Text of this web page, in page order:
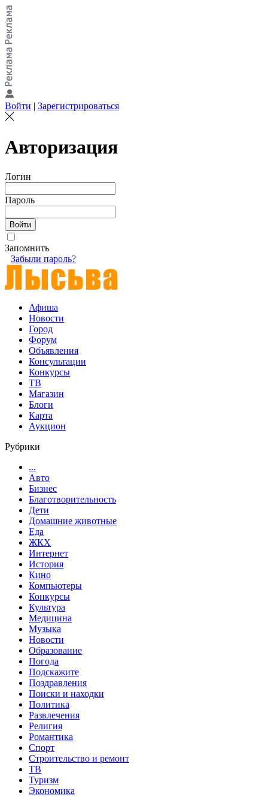
Войти | Зарегистрироваться
Авторизация
Логин
Пароль
Запомнить
Забыли пароль?
Афиша
Новости
Город
Форум
Объявления
Консультации
Конкурсы
ТВ
Магазин
Блоги
Карта
Аукцион
Рубрики
...
Авто
Бизнес
Благотворительность
Дети
Домашние животные
Еда
ЖКХ
Интернет
История
Кино
Компьютеры
Конкурсы
Культура
Медицина
Музыка
Новости
Образование
Погода
Подскажите
Поздравления
Поиски и находки
Политика
Развлечения
Религия
Романтика
Спорт
Строительство и ремонт
ТВ
Туризм
Экономика